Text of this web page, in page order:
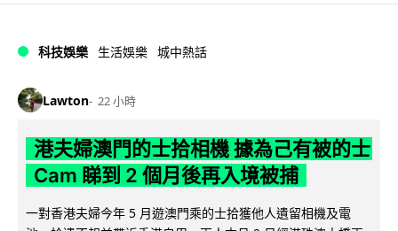
科技娛樂 生活娛樂 城中熱話
Lawton 22 小時
港夫婦澳門的士拾相機 據為己有被的士
Cam 睇到 2 個月後再入境被捕
一對香港夫婦今年 5 月遊澳門乘的士拾獲他人遺留相機及電